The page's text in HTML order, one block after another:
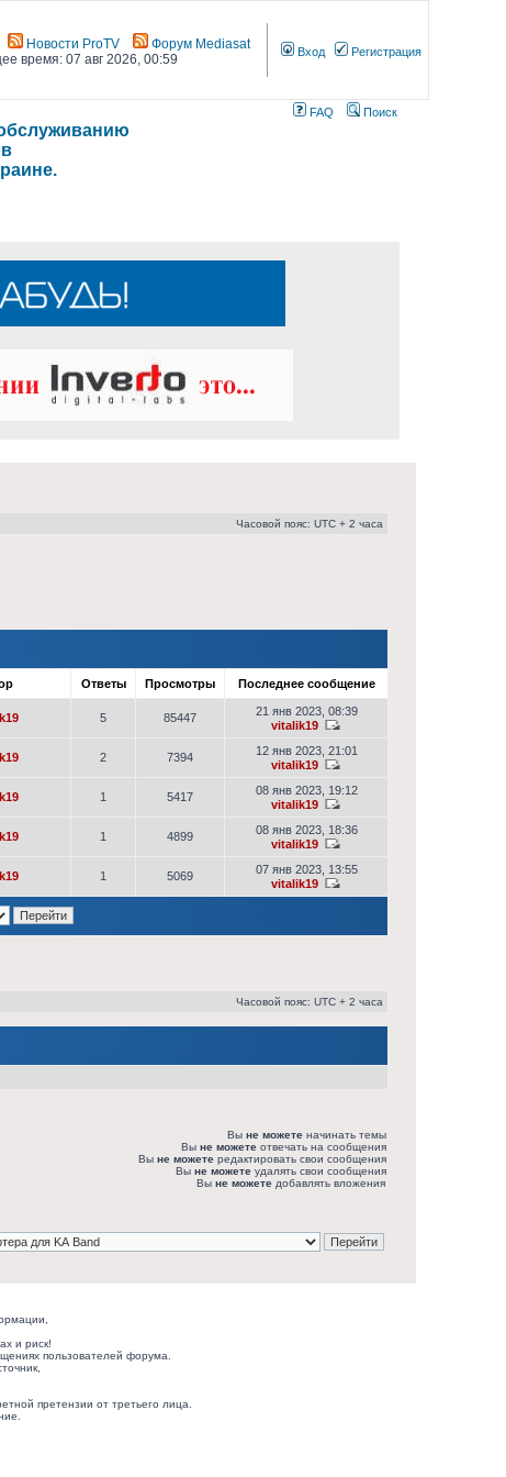
Новости ProTV
Форум Mediasat
время: 07 авг 2026, 00:59
Вход Регистрация
FAQ Поиск
Часовой пояс: UTC + 2 часа
Ответы Просмотры Последнее сообщение
5 85447
21 янв 2023, 08:39
vitalik19
2 7394
12 янв 2023, 21:01
vitalik19
1 5417
08 янв 2023, 19:12
vitalik19
1 4899
08 янв 2023, 18:36
vitalik19
1 5069
07 янв 2023, 13:55
vitalik19
Часовой пояс: UTC + 2 часа
Вы не можете начинать темы
Вы не можете отвечать на сообщения
Вы не можете редактировать свои сообщения
Вы не можете удалять свои сообщения
Вы не можете добавлять вложения
и риск!
пользователей форума.
претензии от третьего лица.